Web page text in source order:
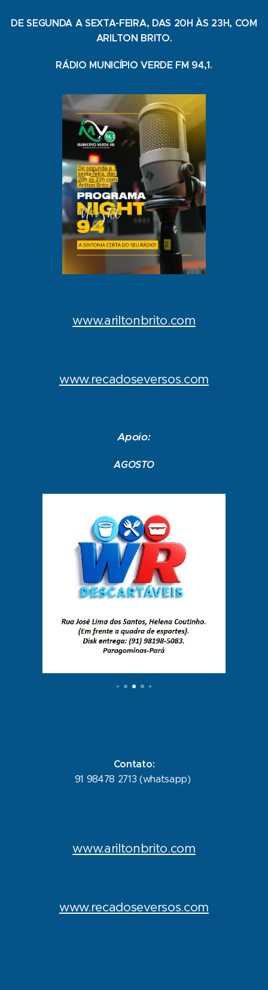
DE SEGUNDA A SEXTA-FEIRA, DAS 20H ÀS 23H, COM
ARILTON BRITO.
RÁDIO MUNICÍPIO VERDE FM 94,1.
www.ariltonbrito.com
www.recadoseversos.com
Apoio:
AGOSTO
Contato:
91 98478 2713 (whatsapp)
www.ariltonbrito.com
www.recadoseversos.com